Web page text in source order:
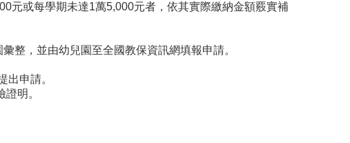
元或每學期未達1萬5,000元者，依其實際繳納金額覈實補
整，並由幼兒園至全國教保資訊網填報申請。
出申請。
明。